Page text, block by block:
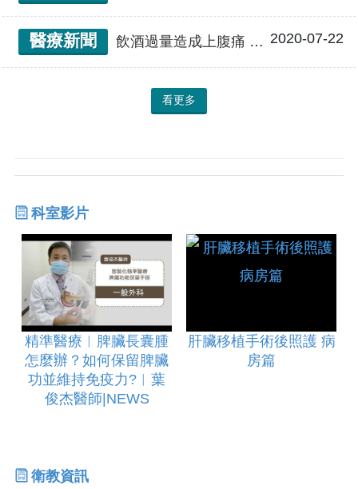
醫療新聞 飲酒過量造成上腹痛 胰頭減壓及胰管繞道術後緩解「慢性胰臟炎」 2020-07-22
看更多
科室影片
精準醫療︱脾臟長囊腫
怎麼辦？如何保留脾臟
功並維持免疫力?︱葉
俊杰醫師|NEWS
肝臟移植手術後照護 病
房篇
衛教資訊